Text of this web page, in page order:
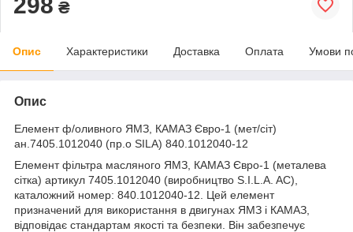
₴
Опис Характеристики Доставка Оплата Умови
Опис
Елемент ф/оливного ЯМЗ, КАМАЗ Євро-1 (мет/сіт)
ан.7405.1012040 (пр.о SILA) 840.1012040-12
Елемент фільтра масляного ЯМЗ, КАМАЗ Євро-1 (металева
сітка) артикул 7405.1012040 (виробництво S.I.L.A. AC),
каталожний номер: 840.1012040-12. Цей елемент
призначений для використання в двигунах ЯМЗ і КАМАЗ,
відповідає стандартам якості та безпеки. Він забезпечує